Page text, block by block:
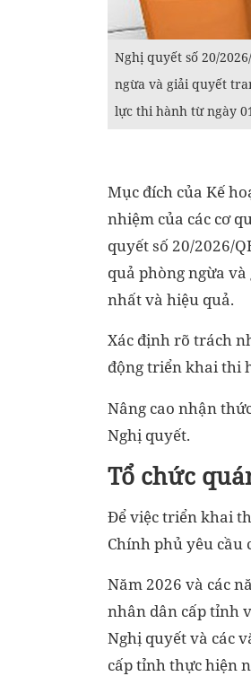
Nghị quyết số 20/
ngừa và giải quyết
lực thi hành từ ngày
Mục đích của Kế
nhiệm của các cơ
quyết số 20/2026/
quả phòng ngừa
nhất và hiệu quả.
Xác định rõ trách
động triển khai thi
Nâng cao nhận
Nghị quyết.
Tổ chức
Để việc triển khai
Chính phủ yêu cầu
Năm 2026 và các
nhân dân cấp tỉnh
Nghị quyết và các
cấp tỉnh thực hiện